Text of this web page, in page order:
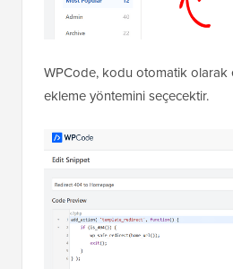
WPCode, kodu otomatik olarak
ekleme yöntemini seçecektir.